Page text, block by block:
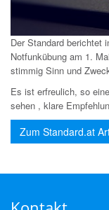
Der Standard berichtet
Notfunkübung am 1.
stimmig Sinn und
Es ist erfreulich, so
sehen , klare
Zum Standard.at